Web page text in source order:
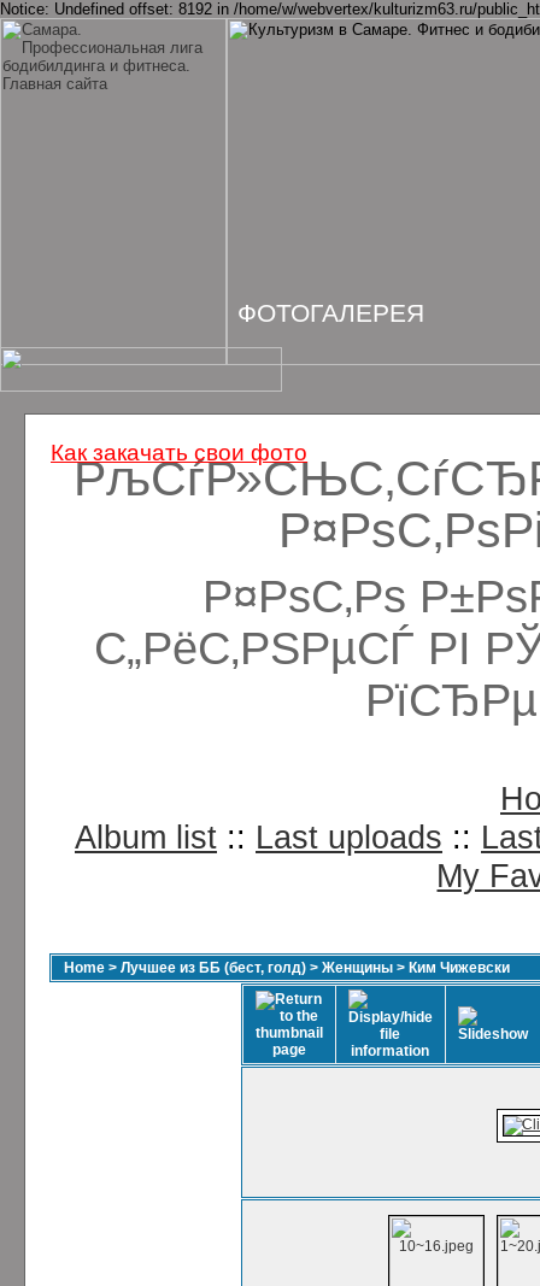
Notice: Undefined offset: 8192 in /home/w/webvertex/kulturizm63.ru/
Р¤РѕС‚Рѕ
С„РёС‚РЅРµСЃ РІ
Album list :: Last uploads ::
My
Home > Лучшее из ББ (бест, голд) > Женщины > Ким Чижевски
ФОТОГАЛЕРЕЯ
Как закачать свои фото